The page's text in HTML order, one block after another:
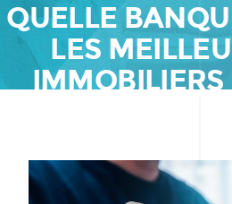
QUELLE
LES